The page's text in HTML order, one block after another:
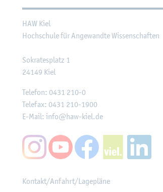
HAW Kiel
Hoch­schu­le für An­ge­wand­te Wis­sen­schaf­ten
So­kra­tes­platz 1
24149 Kiel
Te­le­fon: 0431 210-0
Te­le­fax: 0431 210-1900
E-Mail: info@​haw-​kiel.​de
Kon­takt/An­fahrt/La­ge­plä­ne